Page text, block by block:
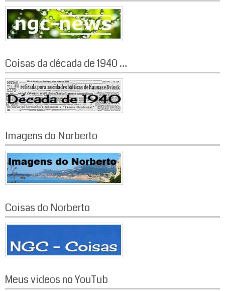
Coisas da década de 1940 …
Imagens do Norberto
Coisas do Norberto
Meus videos no YouTub